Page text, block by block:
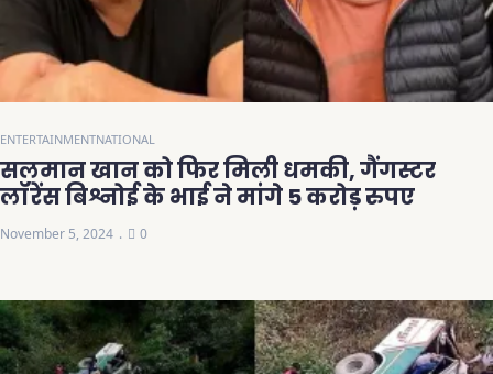
ENTERTAINMENTNATIONAL
सलमान खान को फिर मिली धमकी, गैंगस्टर
लॉरेंस बिश्नोई के भाई ने मांगे 5 करोड़ रुपए
November 5, 2024 0